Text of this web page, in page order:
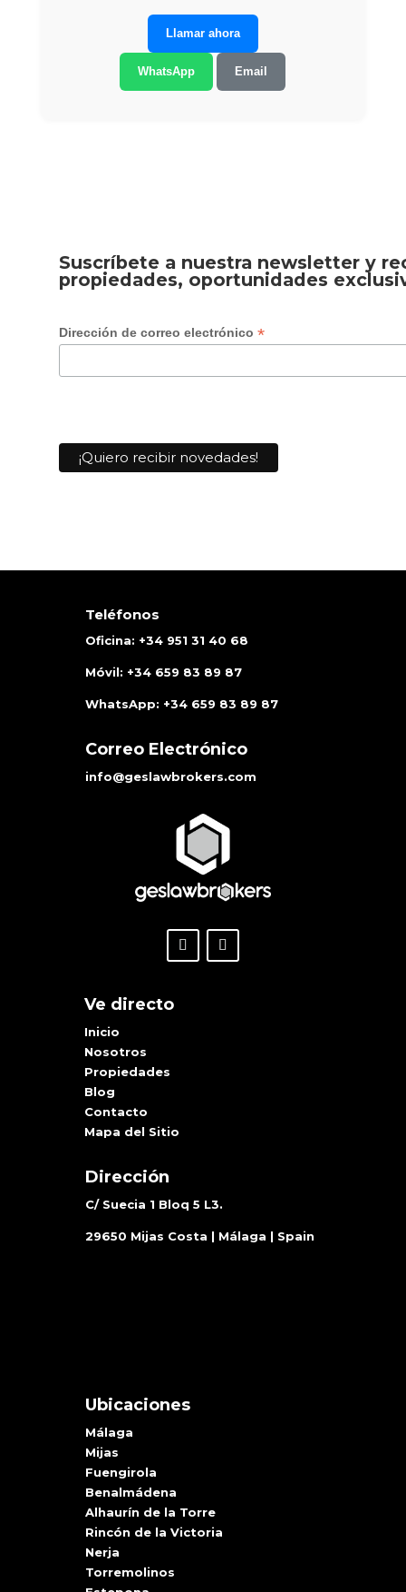
Llamar ahora
WhatsApp Email
Suscríbete a nuestra newsletter y
propiedades, oportunidades
Dirección de correo electrónico *
Teléfonos
Oficina: +34951 31 40 68
Móvil: +34 659 83 89 87
WhatsApp: +34 659 83 89 87
Correo Electrónico
info@geslawbrokers.com
Ve directo
Inicio
Nosotros
Propiedades
Blog
Contacto
Mapa del Sitio
Dirección
C/ Suecia 1 Bloq 5 L3.
29650 Mijas Costa | Málaga | Spain
Ubicaciones
Málaga
Mijas
Fuengirola
Benalmádena
Alhaurín de la Torre
Rincón de la Victoria
Nerja
Torremolinos